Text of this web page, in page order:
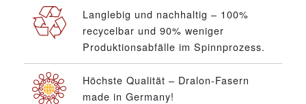
Langlebig und nachhaltig – 100%
recycelbar und 90% weniger
Produktionsabfälle im Spinnprozess.
Höchste Qualität – Dralon-Fasern
made in Germany!